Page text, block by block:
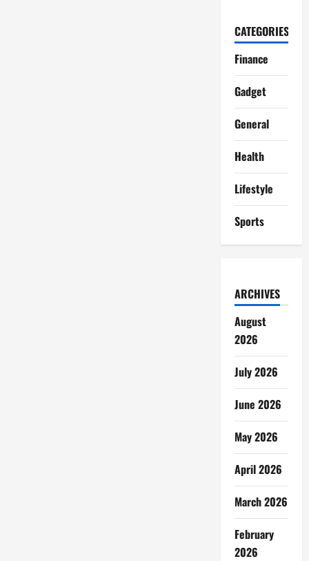
CATEGORIES
Finance
Gadget
General
Health
Lifestyle
Sports
ARCHIVES
August
2026
July 2026
June 2026
May 2026
April 2026
March 2026
February
2026